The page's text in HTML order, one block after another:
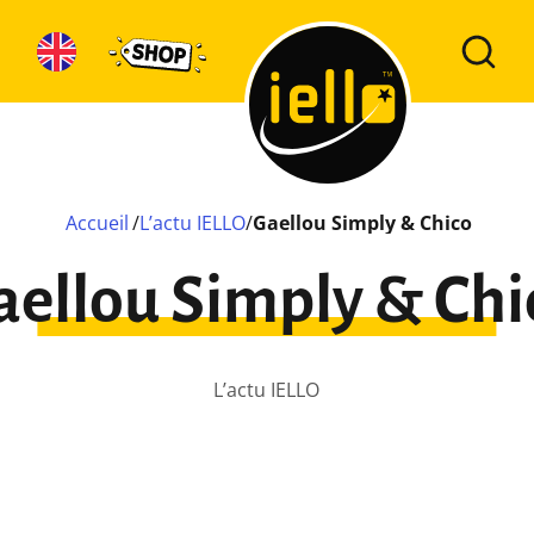
Accueil /L’actu IELLO/Gaellou Simply & Chico
Simply &
L’actu IELLO